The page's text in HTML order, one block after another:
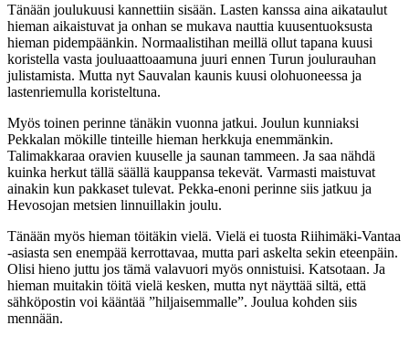
Tänään joulukuusi kannettiin sisään. Lasten kanssa aina aikataulut
hieman aikaistuvat ja onhan se mukava nauttia kuusentuoksusta
hieman pidempäänkin. Normaalistihan meillä ollut tapana kuusi
koristella vasta jouluaattoaamuna juuri ennen Turun joulurauhan
julistamista. Mutta nyt Sauvalan kaunis kuusi olohuoneessa ja
lastenriemulla koristeltuna.
Myös toinen perinne tänäkin vuonna jatkui. Joulun kunniaksi
Pekkalan mökille tinteille hieman herkkuja enemmänkin.
Talimakkaraa oravien kuuselle ja saunan tammeen. Ja saa nähdä
kuinka herkut tällä säällä kauppansa tekevät. Varmasti maistuvat
ainakin kun pakkaset tulevat. Pekka-enoni perinne siis jatkuu ja
Hevosojan metsien linnuillakin joulu.
Tänään myös hieman töitäkin vielä. Vielä ei tuosta Riihimäki-Vantaa
-asiasta sen enempää kerrottavaa, mutta pari askelta sekin eteenpäin.
Olisi hieno juttu jos tämä valavuori myös onnistuisi. Katsotaan. Ja
hieman muitakin töitä vielä kesken, mutta nyt näyttää siltä, että
sähköpostin voi kääntää ”hiljaisemmalle”. Joulua kohden siis
mennään.